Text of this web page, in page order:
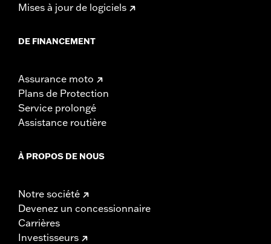
Mises à jour de logiciels
DE FINANCEMENT
Assurance moto
Plans de Protection
Service prolongé
Assistance routière
À PROPOS DE NOUS
Notre société
Devenez un concessionnaire
Carrières
Investisseurs